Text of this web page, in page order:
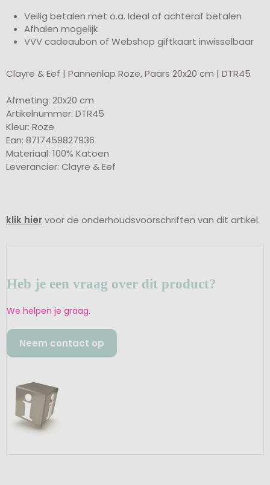
Veilig betalen met o.a. Ideal of achteraf betalen
Afhalen mogelijk
VVV cadeaubon of Webshop giftkaart inwisselbaar
Clayre & Eef | Pannenlap Roze, Paars 20x20 cm | DTR45
Afmeting: 20x20 cm
Artikelnummer: DTR45
Kleur: Roze
Ean: 8717459827936
Materiaal: 100% Katoen
Leverancier: Clayre & Eef
klik hiervoor de onderhoudsvoorschriften van dit artikel.
Heb je een vraag over dit product?
We helpen je graag.
Neem contact op